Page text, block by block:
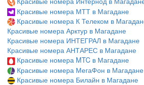
Красивые номера МТТ в Магадане
Красивые номера К Телеком в
Красивые номера Арктур в Магадане
Красивые номера ИНТЕГРАЛ в Магадане
Красивые номера АНТАРЕС в Магадане
Красивые номера MTC в Магадане
Красивые номера МегаФон в Магадане
Красивые номера Билайн в Магадане